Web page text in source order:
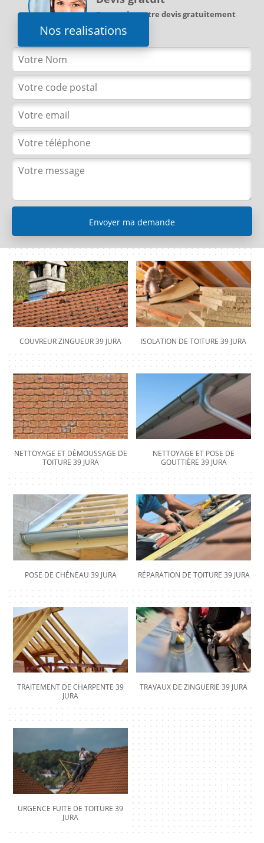
Nos realisations
Demandez votre devis gratuitement
COUVREUR ZINGUEUR 39 JURA ISOLATION DE TOITURE 39 JURA
NETTOYAGE ET DÉMOUSSAGE DE
TOITURE 39 JURA
NETTOYAGE ET POSE DE
GOUTTIÈRE 39 JURA
POSE DE CHÉNEAU 39 JURA RÉPARATION DE TOITURE 39 JURA
TRAITEMENT DE CHARPENTE 39
JURA
TRAVAUX DE ZINGUERIE 39 JURA
URGENCE FUITE DE TOITURE 39
JURA